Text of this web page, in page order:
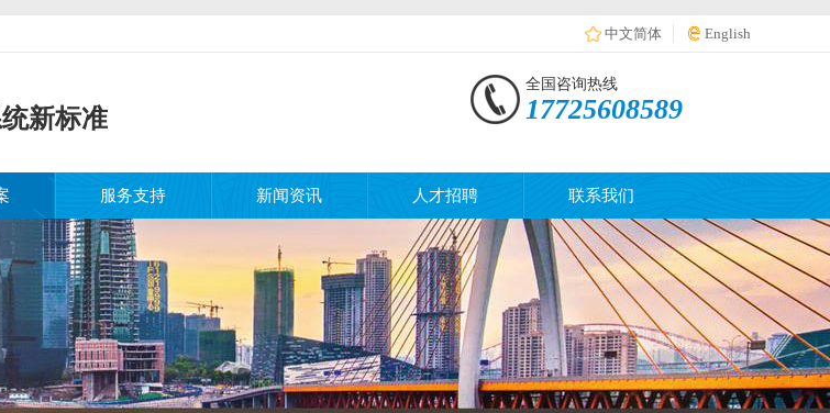
中文简体 English
新标准
全国咨询热线
17725608589
服务支持 新闻资讯 人才招聘 联系我们